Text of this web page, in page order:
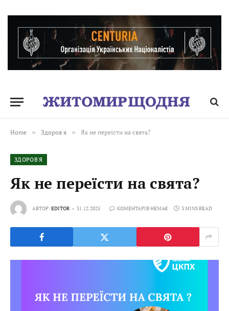
Home » Здоров'я » Як не переїсти на свята?
ЗДОРОВ'Я
Як не переїсти на свята?
АВТОР:EDITOR 31.12.2025 КОМЕНТАРІВ НЕМАЄ 3 MINS READ